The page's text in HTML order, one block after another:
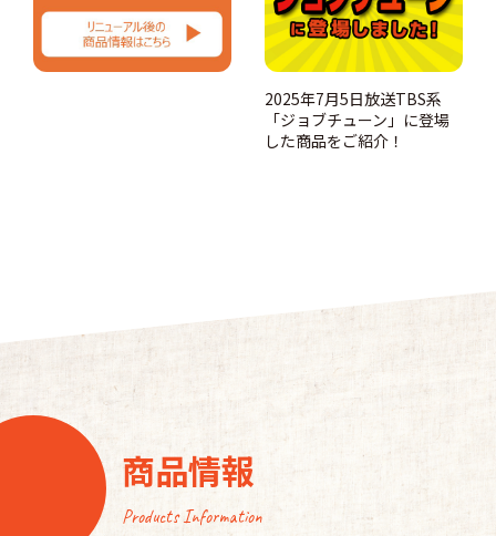
2025年7月5日放送TBS系
「ジョブチューン」に登場
した商品をご紹介！
商品情報
Products Information